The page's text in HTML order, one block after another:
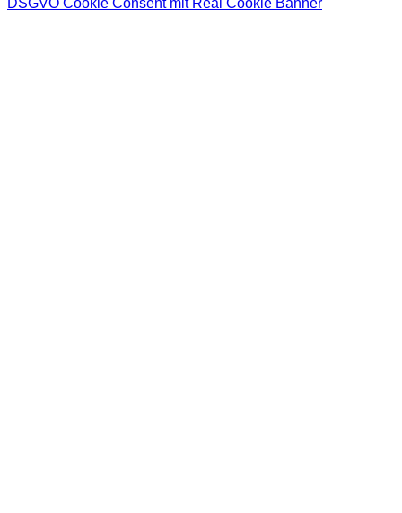
DSGVO Cookie Consent mit Real Cookie Banner